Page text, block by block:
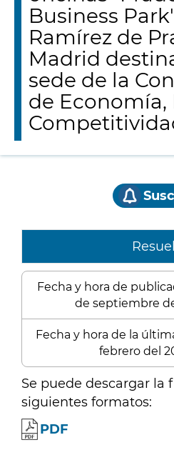
Business
Ramírez de
Madrid
sede de la
de Economía,
Fecha y hora de
de septiembre
Fecha y hora de la
febrero del
Se puede descargar la
siguientes formatos:
PDF